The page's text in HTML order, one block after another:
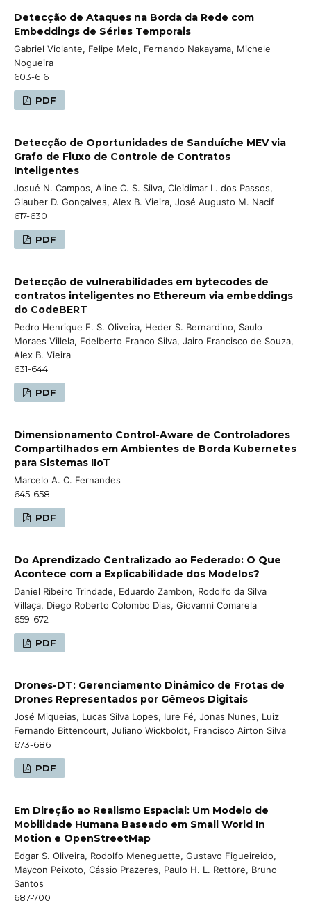
Detecção de Ataques na Borda da Rede com
Embeddings de Séries Temporais
Gabriel Violante, Felipe Melo, Fernando Nakayama, Michele
Nogueira
603-616
PDF
Detecção de Oportunidades de Sanduíche MEV via
Grafo de Fluxo de Controle de Contratos
Inteligentes
Josué N. Campos, Aline C. S. Silva, Cleidimar L. dos Passos,
Glauber D. Gonçalves, Alex B. Vieira, José Augusto M. Nacif
617-630
PDF
Detecção de vulnerabilidades em bytecodes de
contratos inteligentes no Ethereum via embeddings
do CodeBERT
Pedro Henrique F. S. Oliveira, Heder S. Bernardino, Saulo
Moraes Villela, Edelberto Franco Silva, Jairo Francisco de Souza,
Alex B. Vieira
631-644
PDF
Dimensionamento Control-Aware de Controladores
Compartilhados em Ambientes de Borda Kubernetes
para Sistemas IIoT
Marcelo A. C. Fernandes
645-658
PDF
Do Aprendizado Centralizado ao Federado: O Que
Acontece com a Explicabilidade dos Modelos?
Daniel Ribeiro Trindade, Eduardo Zambon, Rodolfo da Silva
Villaça, Diego Roberto Colombo Dias, Giovanni Comarela
659-672
PDF
Drones-DT: Gerenciamento Dinâmico de Frotas de
Drones Representados por Gêmeos Digitais
José Miqueias, Lucas Silva Lopes, Iure Fé, Jonas Nunes, Luiz
Fernando Bittencourt, Juliano Wickboldt, Francisco Airton Silva
673-686
PDF
Em Direção ao Realismo Espacial: Um Modelo de
Mobilidade Humana Baseado em Small World In
Motion e OpenStreetMap
Edgar S. Oliveira, Rodolfo Meneguette, Gustavo Figueireido,
Maycon Peixoto, Cássio Prazeres, Paulo H. L. Rettore, Bruno
Santos
687-700